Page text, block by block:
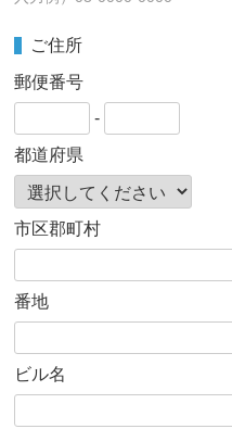
ご住所
郵便番号
-
都道府県
市区郡町村
番地
ビル名